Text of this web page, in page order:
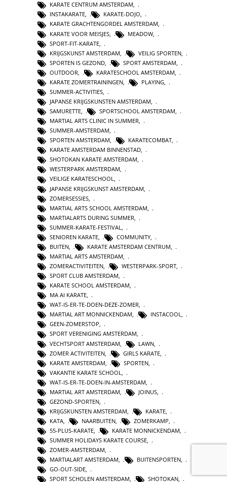
KARATE CENTRUM AMSTERDAM,
INSTAKARATE, KARATE-DOJO,
KARATE GRACHTENGORDEL AMSTERDAM,
KARATE VOOR MEISJES
MEADOW
SPORT-FIT-KARATE
KRIJGSKUNST AMSTERDAM
VEILIG SPORTEN
SPORTEN IS GEZOND
SPORT AMSTERDAM
OUTDOOR
KARATESCHOOL AMSTERDAM
KARATE ZOMERTRAININGEN
PLAYING
SUMMER-ACTIVITIES
JAPANSE KRIJGSKUNSTEN AMSTERDAM
SAMURETTE, SPORTSCHOOL AMSTERDAM,
MARTIAL ARTS CLINIC IN SUMMER,
SUMMER-AMSTERDAM,
SPORTEN AMSTERDAM, KARATECOMBAT,
KARATE AMSTERDAM BINNENSTAD,
SHOTOKAN KARATE AMSTERDAM,
WESTERPARK AMSTERDAM,
VEILIGE KARATESCHOOL,
JAPANSE KRIJGSKUNST AMSTERDAM
ZOMERSESSIES
MARTIAL ARTS SCHOOL AMSTERDAM
MARTIALARTS DURING SUMMER
SUMMER-KARATE-FESTIVAL
SENIOREN KARATE
COMMUNITY
BUITEN
KARATE AMSTERDAM CENTRUM
MARTIAL ARTS AMSTERDAM
ZOMERACTIVITEITEN, WESTERPARK-SPORT,
SPORT CLUB AMSTERDAM,
KARATE SCHOOL AMSTERDAM,
MA AI KARATE,
WAT-IS-ER-TE-DOEN-DEZE-ZOMER,
MARTIAL ART MONNICKENDAM, INSTACOOL,
GEEN-ZOMERSTOP,
SPORT VERENIGING AMSTERDAM,
VECHTSPORT AMSTERDAM
LAWN
ZOMER ACTIVITEITEN
GIRLS KARATE
KARATE AMSTERDAM
SPORTEN
VAKANTIE KARATE SCHOOL
WAT-IS-ER-TE-DOEN-IN-AMSTERDAM
MARTIAL ART AMSTERDAM
JOINUS
GEZOND-SPORTEN
KRIJGSKUNSTEN AMSTERDAM
KARATE
KATA, NAARBUITEN, ZOMERKAMP,
55-PLUS-KARATE, KARATE MONNICKENDAM,
SUMMER HOLIDAYS KARATE COURSE,
ZOMER-AMSTERDAM,
MARTIALART AMSTERDAM, BUITENSPORTEN,
GO-OUT-SIDE,
SPORT SCHOLEN AMSTERDAM, SHOTOKAN,